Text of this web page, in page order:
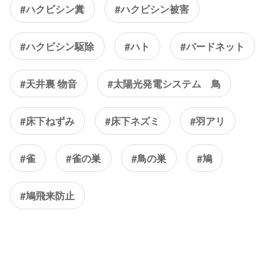
#ハクビシン糞 #ハクビシン被害
#ハクビシン駆除 #ハト #バードネット
#天井裏 物音 #太陽光発電システム 鳥
#床下ねずみ #床下ネズミ #羽アリ
#雀 #雀の巣 #鳥の巣 #鳩
#鳩飛来防止